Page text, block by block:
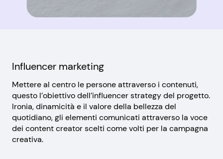
Influencer marketing
Mettere al centro le persone attraverso i contenuti,
questo l’obiettivo dell’influencer strategy del progetto.
Ironia, dinamicità e il valore della bellezza del
quotidiano, gli elementi comunicati attraverso la voce
dei content creator scelti come volti per la campagna
creativa.